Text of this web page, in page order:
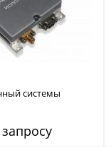
системы
помех RFТех